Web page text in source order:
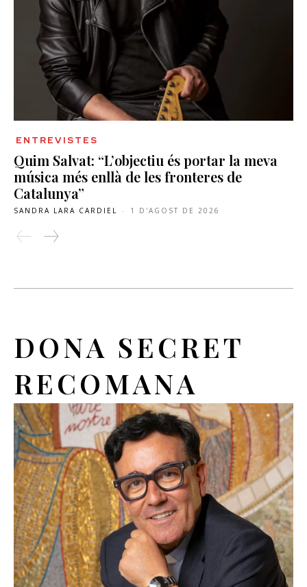
ENTREVISTES
Quim Salvat: “L’objectiu és portar la meva
música més enllà de les fronteres de
Catalunya”
SANDRA LARA CARDIEL - 1 D'AGOST DE 2026
DONA SECRET
RECOMANA